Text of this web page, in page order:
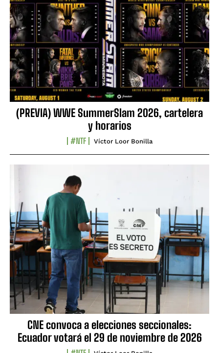
(PREVIA) WWE SummerSlam 2026, cartelera
y horarios
#NTF Víctor Loor Bonilla
CNE convoca a elecciones seccionales:
Ecuador votará el 29 de noviembre de 2026